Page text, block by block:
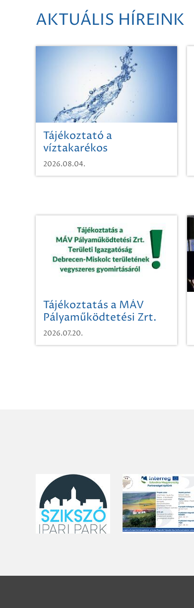
AKTUÁLIS HÍREINK
Tájékoztató a
víztakarékos
vízhasználatról
2026.08.04.
Tájékoztatás a MÁV
Pályaműködtetési Zrt.
Területi Igazgatóság
Debrecen-Miskolc
2026.07.20.